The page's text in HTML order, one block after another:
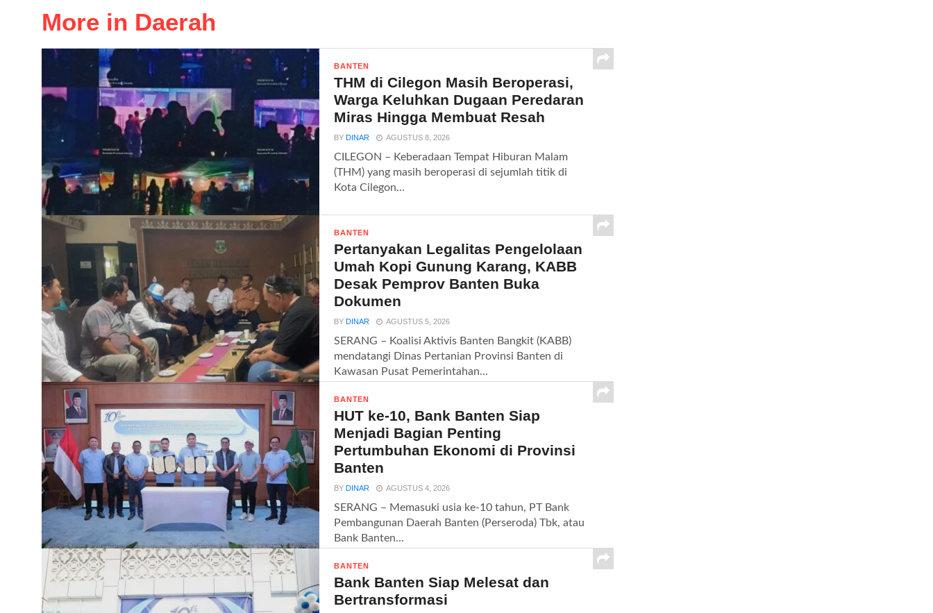
More in Daerah
BANTEN
THM di Cilegon Masih Beroperasi,
Warga Keluhkan Dugaan Peredaran
Miras Hingga Membuat Resah
BYDINAR AGUSTUS 8, 2026
CILEGON – Keberadaan Tempat Hiburan Malam
(THM) yang masih beroperasi di sejumlah titik di
Kota Cilegon...
BANTEN
Pertanyakan Legalitas Pengelolaan
Umah Kopi Gunung Karang, KABB
Desak Pemprov Banten Buka
Dokumen
BYDINAR AGUSTUS 5, 2026
SERANG – Koalisi Aktivis Banten Bangkit (KABB)
mendatangi Dinas Pertanian Provinsi Banten di
Kawasan Pusat Pemerintahan...
BANTEN
HUT ke-10, Bank Banten Siap
Menjadi Bagian Penting
Pertumbuhan Ekonomi di Provinsi
Banten
BYDINAR AGUSTUS 4, 2026
SERANG – Memasuki usia ke-10 tahun, PT Bank
Pembangunan Daerah Banten (Perseroda) Tbk, atau
Bank Banten...
BANTEN
Bank Banten Siap Melesat dan
Bertransformasi